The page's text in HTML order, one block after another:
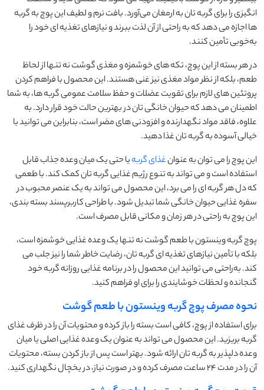
انگیزی را برای گربه‌ تان به ارمغان می‌آورد. بافت نرم و لطیف این پوچ به گربه
‌ها اجازه می ‌دهد که به راحتی از آن لذت ببرند و نیازهای تغذیه ‌ای خود را
به‌خوبی تأمین کنند.
در هر بسته از این پوچ، تکه ‌های خوشمزه و مغذی گوشت نه تنها از لحاظ
طعم، بلکه از نظر مواد مغذی نیز غنی هستند. این محصول با فراهم کردن
پروتئین‌ های لازم برای تقویت عضلات و حفظ سلامت عمومی گربه‌ ها، به شما
اطمینان می ‌دهد که حیوان خانگی‌ تان در بهترین حالت خود قرار دارد. به
‌علاوه، فاقد مواد نگهدارنده و افزودنی‌ های مضر است، بنابراین می ‌توانید با
خیالی آسوده به گربه ‌تان غذا دهید.
این پوچ را می توان به عنوانغذای گربهیا حتی یک میان‌ وعده جذاب قابل
استفاده است و می ‌تواند به تنوع رژیم غذایی گربه‌ تان کمک کند. با طعمی
که دل هر گربه ‌ای را می ‌برد، این محصول می‌ تواند به یک عنصر محبوب در
سفره‌ غذایی حیوان خانگی شما تبدیل شود. با طراحی کاربرپسند بسته ‌بندی،
این پوچ به راحتی در هر زمان و مکانی قابل مصرف است.
پوچ گربه وینستون با طعم گوشت نه تنها یک وعده غذایی خوشمزه است،
بلکه با تأمین نیازهای تغذیه ‌ای گربه‌ تان، رضایت خاطر شما را نیز جلب می‌
کند. به‌راحتی می ‌توانید این محصول را در برنامه غذایی روزانه‌ گربه‌ خود
گنجانده و لحظات خوشایندی را برای او فراهم کنید.
نحوه مصرف پوچ گربه وینستون با طعم گوشت
برای استفاده از پوچ، کافی است بسته را باز کرده و محتویات آن را در ظرف غذای
گربه بریزید. این محصول می ‌تواند به ‌عنوان یک وعده غذایی اصلی یا میان
‌وعده دلپذیر به گربه ‌تان ارائه شود. بهتر است پس از باز کردن بسته، محتویات
آن را در مدت ۲۴ ساعت مصرف کرده و در صورت نیاز، در یخچال نگهداری کنید.